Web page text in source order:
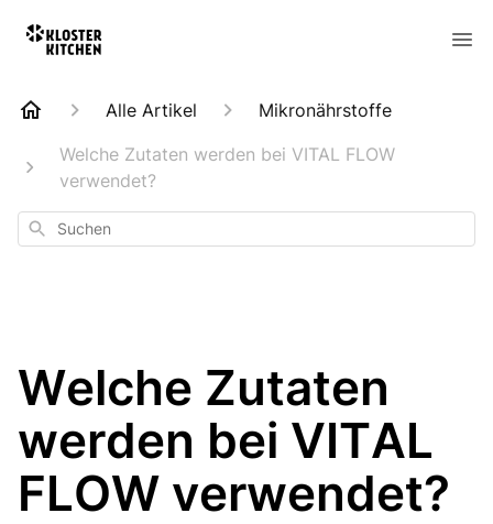
Alle Artikel
Mikronährstoffe
Welche Zutaten werden bei VITAL FLOW
verwendet?
Suchen
Welche Zutaten
werden bei VITAL
FLOW verwendet?